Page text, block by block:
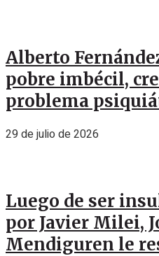
Alberto
pobre imbécil,
problema
29 de julio de 2026
Luego de ser
por Javier Milei,
Mendiguren le